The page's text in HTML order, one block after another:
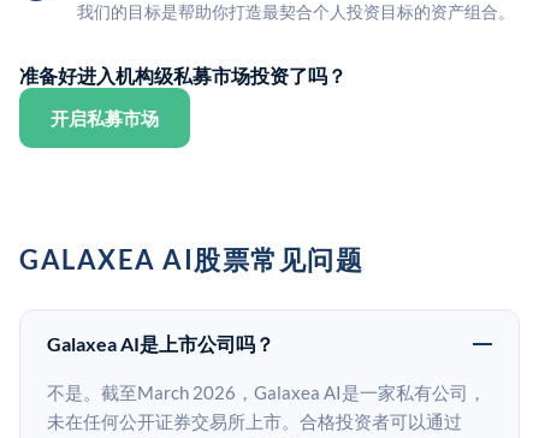
我们的目标是帮助你打造最契合个人投资目标的资产组合。
准备好进入机构级私募市场投资了吗？
开启私募市场
GALAXEA AI股票常见问题
Galaxea AI是上市公司吗？
不是。截至March 2026，Galaxea AI是一家私有公司，
未在任何公开证券交易所上市。合格投资者可以通过